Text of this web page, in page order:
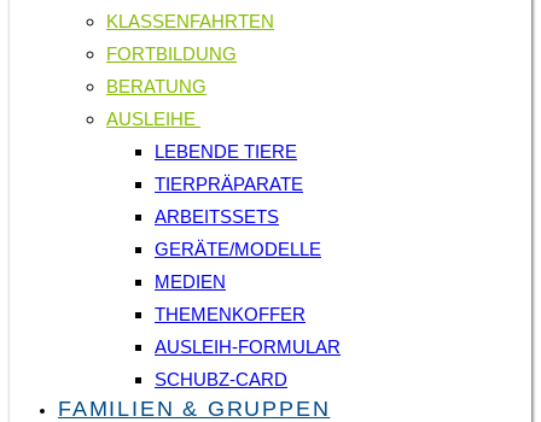
KLASSENFAHRTEN
FORTBILDUNG
BERATUNG
AUSLEIHE
LEBENDE TIERE
TIERPRÄPARATE
ARBEITSSETS
GERÄTE/MODELLE
MEDIEN
THEMENKOFFER
AUSLEIH-FORMULAR
SCHUBZ-CARD
FAMILIEN & GRUPPEN